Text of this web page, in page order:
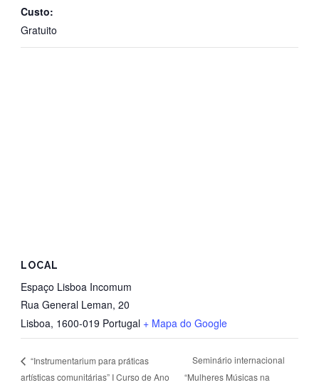
Custo:
Gratuito
LOCAL
Espaço Lisboa Incomum
Rua General Leman, 20
Lisboa, 1600-019 Portugal + Mapa do Google
“Instrumentarium para práticas
artísticas comunitárias” I Curso de Ano
Seminário internacional
“Mulheres Músicas na